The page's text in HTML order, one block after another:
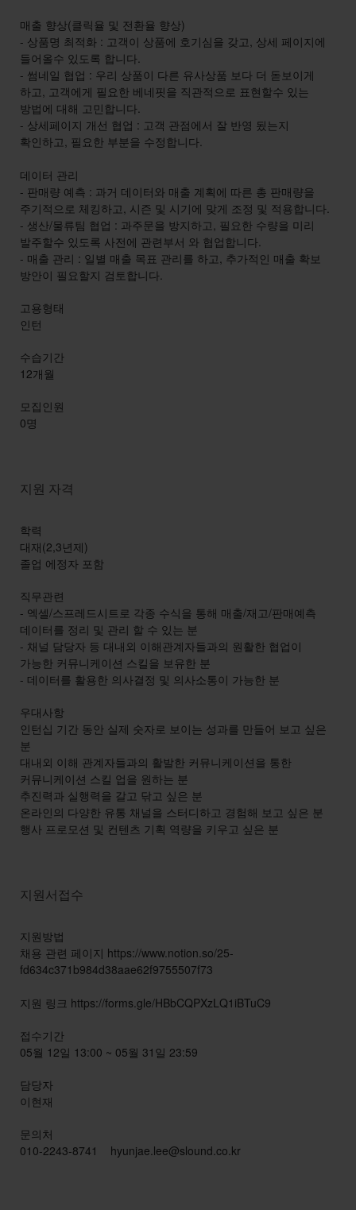
매출 향상(클릭율 및 전환율 향상)
- 상품명 최적화 : 고객이 상품에 호기심을 갖고, 상세 페이지에
들어올수 있도록 합니다.
- 썸네일 협업 : 우리 상품이 다른 유사상품 보다 더 돋보이게
하고, 고객에게 필요한 베네핏을 직관적으로 표현할수 있는
방법에 대해 고민합니다.
- 상세페이지 개선 협업 : 고객 관점에서 잘 반영 됬는지
확인하고, 필요한 부분을 수정합니다.
데이터 관리
- 판매량 예측 : 과거 데이터와 매출 계획에 따른 총 판매량을
주기적으로 체킹하고, 시즌 및 시기에 맞게 조정 및 적용합니다.
- 생산/물류팀 협업 : 과주문을 방지하고, 필요한 수량을 미리
발주할수 있도록 사전에 관련부서 와 협업합니다.
- 매출 관리 : 일별 매출 목표 관리를 하고, 추가적인 매출 확보
방안이 필요할지 검토합니다.
고용형태
인턴
수습기간
12개월
모집인원
0명
지원 자격
학력
대재(2,3년제)
졸업 에정자 포함
직무관련
- 엑셀/스프레드시트로 각종 수식을 통해 매출/재고/판매예측
데이터를 정리 및 관리 할 수 있는 분
- 채널 담당자 등 대내외 이해관계자들과의 원활한 협업이
가능한 커뮤니케이션 스킬을 보유한 분
- 데이터를 활용한 의사결정 및 의사소통이 가능한 분
우대사항
인턴십 기간 동안 실제 숫자로 보이는 성과를 만들어 보고 싶은
분
대내외 이해 관계자들과의 활발한 커뮤니케이션을 통한
커뮤니케이션 스킬 업을 원하는 분
추진력과 실행력을 갈고 닦고 싶은 분
온라인의 다양한 유통 채널을 스터디하고 경험해 보고 싶은 분
행사 프로모션 및 컨텐츠 기획 역량을 키우고 싶은 분
지원서접수
지원방법
채용 관련 페이지 https://www.notion.so/25-
fd634c371b984d38aae62f9755507f73
지원 링크 https://forms.gle/HBbCQPXzLQ1iBTuC9
접수기간
05월 12일 13:00 ~ 05월 31일 23:59
담당자
이현재
문의처
010-2243-8741 hyunjae.lee@slound.co.kr